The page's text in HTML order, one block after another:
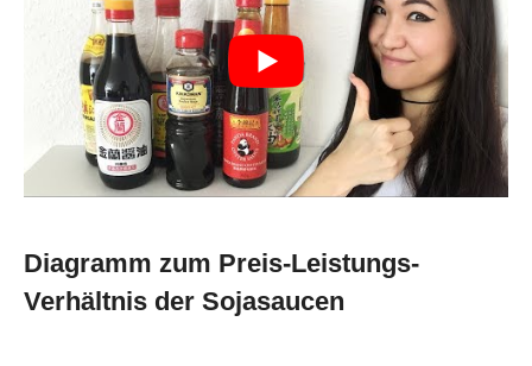
Diagramm zum Preis-Leistungs-
Verhältnis der Sojasaucen